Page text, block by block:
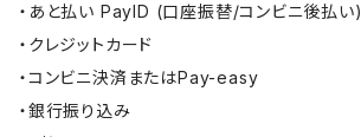
・あと払い PayID (口座振替/コンビニ後払い)
・クレジットカード
・コンビニ決済またはPay-easy
・銀行振り込み